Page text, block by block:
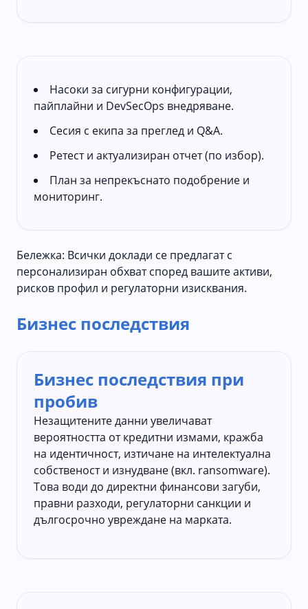
Насоки за сигурни конфигурации,
пайплайни и DevSecOps внедряване.
Сесия с екипа за преглед и Q&A.
Ретест и актуализиран отчет (по избор).
План за непрекъснато подобрение и
мониторинг.
Бележка: Всички доклади се предлагат с
персонализиран обхват според вашите активи,
рисков профил и регулаторни изисквания.
Бизнес последствия
Бизнес последствия при
пробив
Незащитените данни увеличават
вероятността от кредитни измами, кражба
на идентичност, изтичане на интелектуална
собственост и изнудване (вкл. ransomware).
Това води до директни финансови загуби,
правни разходи, регулаторни санкции и
дългосрочно увреждане на марката.